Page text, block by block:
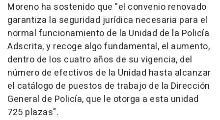
Moreno ha sostenido que "el convenio renovado
garantiza la seguridad jurídica necesaria para el
normal funcionamiento de la Unidad de la Policía
Adscrita, y recoge algo fundamental, el aumento,
dentro de los cuatro años de su vigencia, del
número de efectivos de la Unidad hasta alcanzar
el catálogo de puestos de trabajo de la Dirección
General de Policía, que le otorga a esta unidad
725 plazas".